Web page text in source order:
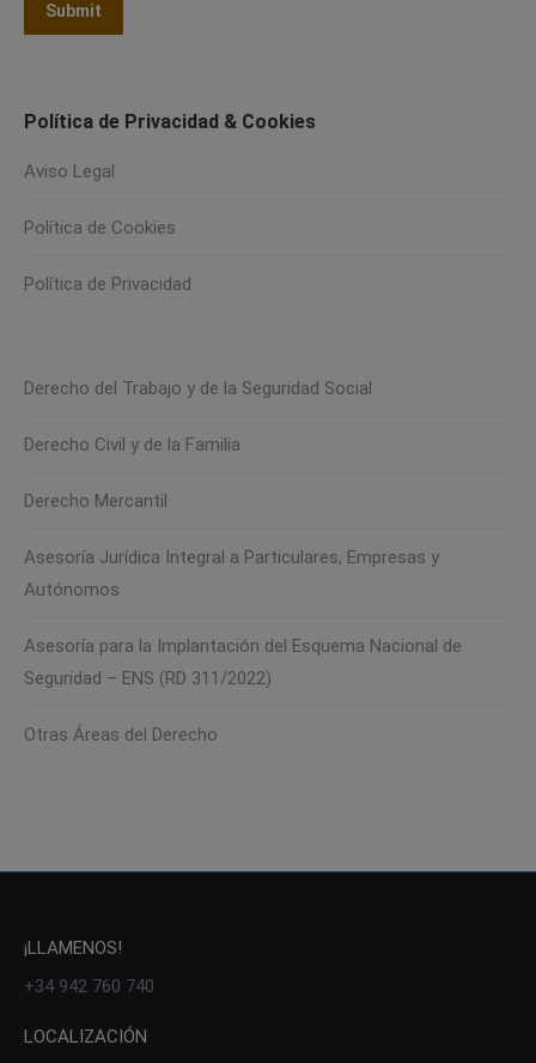
Submit
Política de Privacidad & Cookies
Aviso Legal
Política de Cookies
Política de Privacidad
Derecho del Trabajo y de la Seguridad Social
Derecho Civil y de la Familia
Derecho Mercantil
Asesoría Jurídica Integral a Particulares, Empresas y
Autónomos
Asesoría para la Implantación del Esquema Nacional de
Seguridad – ENS (RD 311/2022)
Otras Áreas del Derecho
¡LLAMENOS!
+34 942 760 740
LOCALIZACIÓN